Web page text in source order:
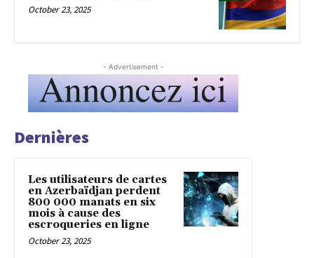
October 23, 2025
- Advertisement -
Dernières
Les utilisateurs de cartes
en Azerbaïdjan perdent
800 000 manats en six
mois à cause des
escroqueries en ligne
October 23, 2025